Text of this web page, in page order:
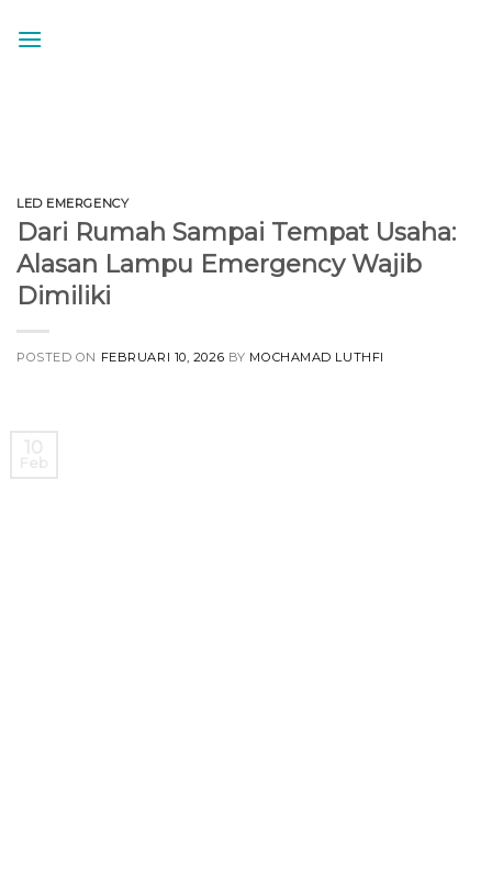
LED EMERGENCY
Dari Rumah Sampai Tempat Usaha:
Alasan Lampu Emergency Wajib
Dimiliki
POSTED ON FEBRUARI 10, 2026 BY MOCHAMAD LUTHFI